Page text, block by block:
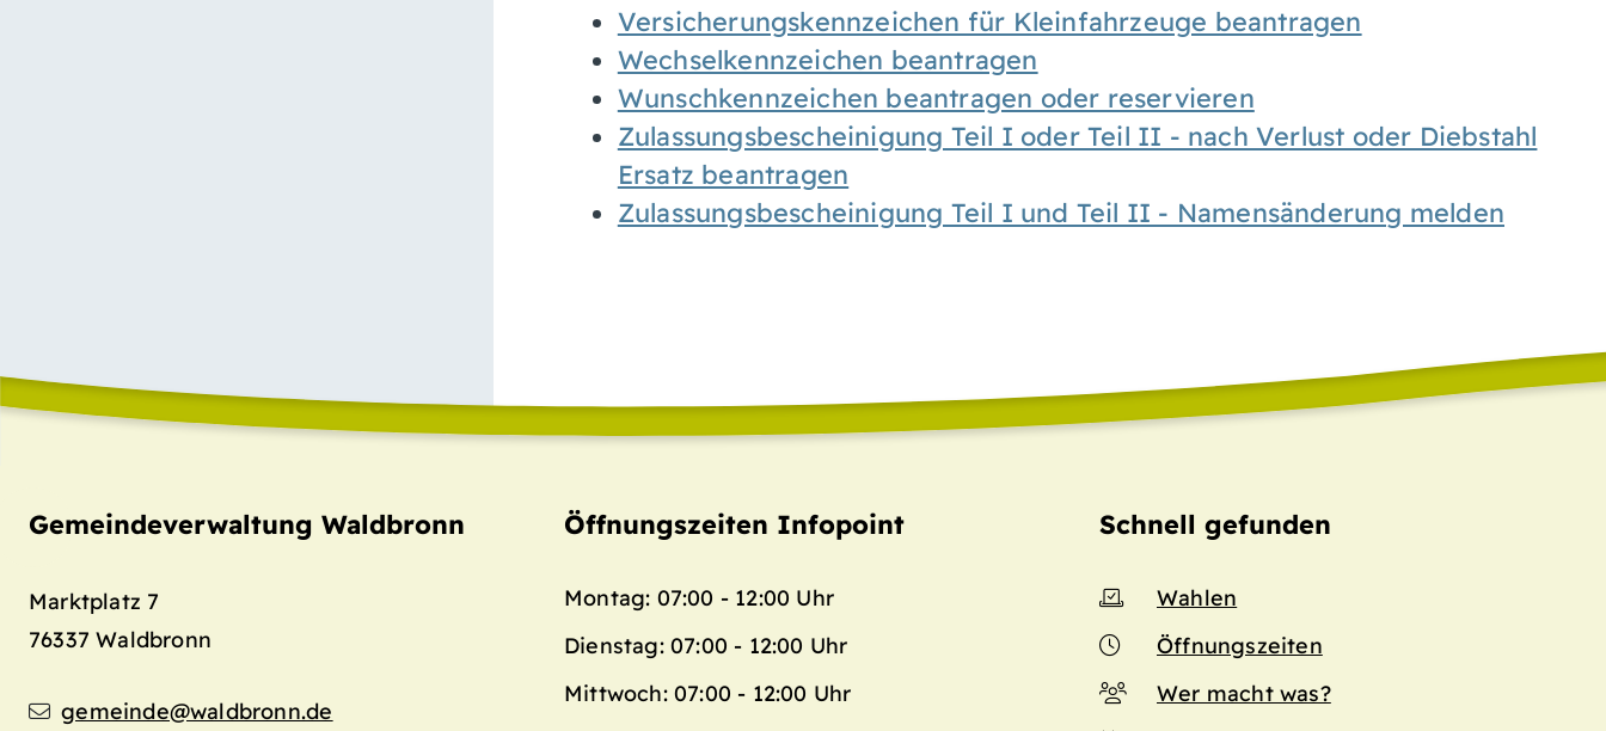
Versicherungskennzeichen für Kleinfahrzeuge beantragen
Wechselkennzeichen beantragen
Wunschkennzeichen beantragen oder reservieren
Zulassungsbescheinigung Teil I oder Teil II - nach Verlust oder Diebstahl
Ersatz beantragen
Zulassungsbescheinigung Teil I und Teil II - Namensänderung melden
Gemeindeverwaltung Waldbronn
Marktplatz 7
76337 Waldbronn
gemeinde@waldbronn.de
Öffnungszeiten Infopoint
Montag: 07:00 - 12:00 Uhr
Dienstag: 07:00 - 12:00 Uhr
Mittwoch: 07:00 - 12:00 Uhr
Schnell gefunden
Wahlen
Öffnungszeiten
Wer macht was?